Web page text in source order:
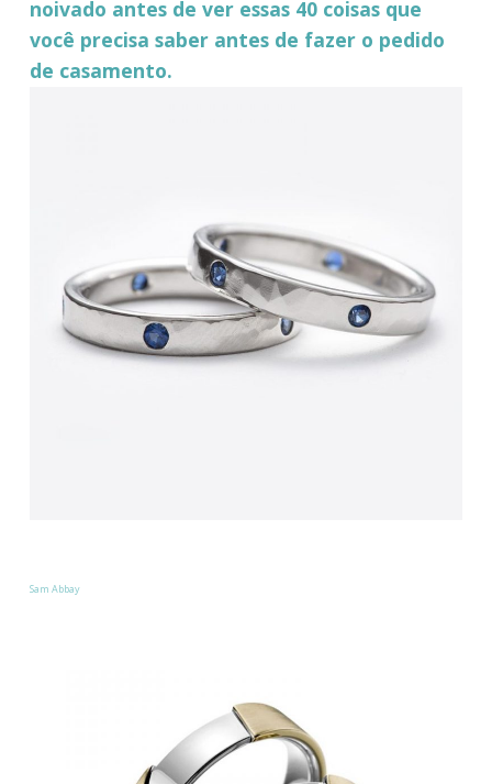
noivado antes de ver essas 40 coisas que
você precisa saber antes de fazer o pedido
de casamento.
Sam Abbay